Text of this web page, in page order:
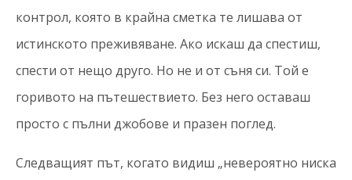
контрол, която в крайна сметка те лишава от
истинското преживяване. Ако искаш да спестиш,
спести от нещо друго. Но не и от съня си. Той е
горивото на пътешествието. Без него оставаш
просто с пълни джобове и празен поглед.
Следващият път, когато видиш „невероятно ниска